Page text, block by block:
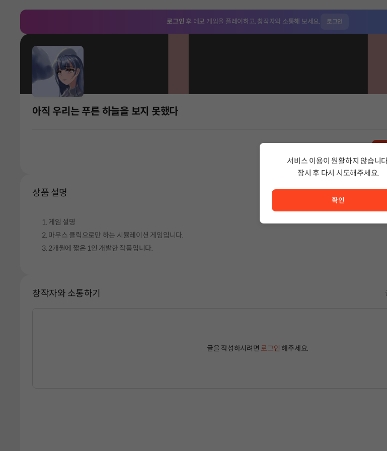
로그인 후 데모 게임을 플레이하고,창작자와 소통해 보세요. 로그인
아직 우리는 푸른 하늘을 보지 못했다
상품 설명
게임 설명
마우스 클릭으로만 하는 시뮬레이션 게임입니다.
2개월에 짧은 1인 개발한 작품입니다.
창작자와 소통하기
글을 작성하시려면 로그인 해주세요.
서비스 이용이 원활하지 않습니
잠시 후 다시 시도해주세요.
확인